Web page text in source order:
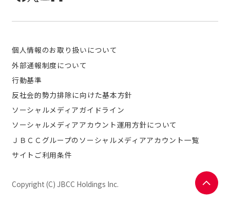
個人情報のお取り扱いについて
外部通報制度について
行動基準
反社会的勢力排除に向けた基本方針
ソーシャルメディアガイドライン
ソーシャルメディアアカウント運用方針について
ＪＢＣＣグループのソーシャルメディアアカウント一覧
サイトご利用条件
Copyright (C) JBCC Holdings Inc.